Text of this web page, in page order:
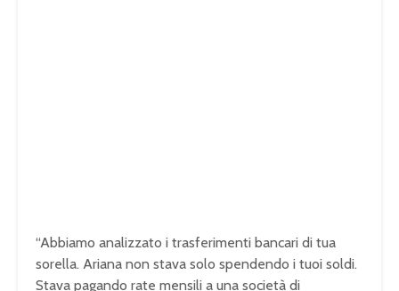
“Abbiamo analizzato i trasferimenti bancari di tua
sorella. Ariana non stava solo spendendo i tuoi soldi.
Stava pagando rate mensili a una società di